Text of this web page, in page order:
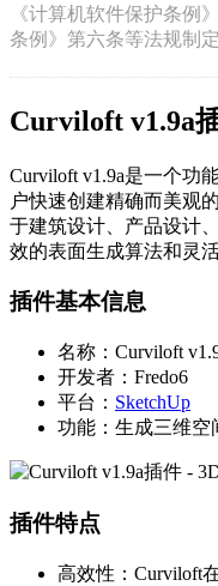
《计算机软件保护条例
条例》第六条等法规制
Curviloft v1.9a
Curviloft v1.9a是一个功
户快速创建精确而美观的
于建筑设计、产品设
效的表面生成算法和灵活
插件基本信息
名称：Curviloft
开发者：Fredo6
平台： SketchUp
功能：生成三维
插件特点
高效性：Curviloft